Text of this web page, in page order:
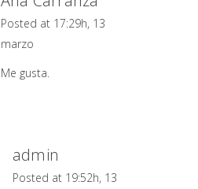
Posted at 17:29h, 13
marzo
Me gusta.
admin
Posted at 19:52h, 13